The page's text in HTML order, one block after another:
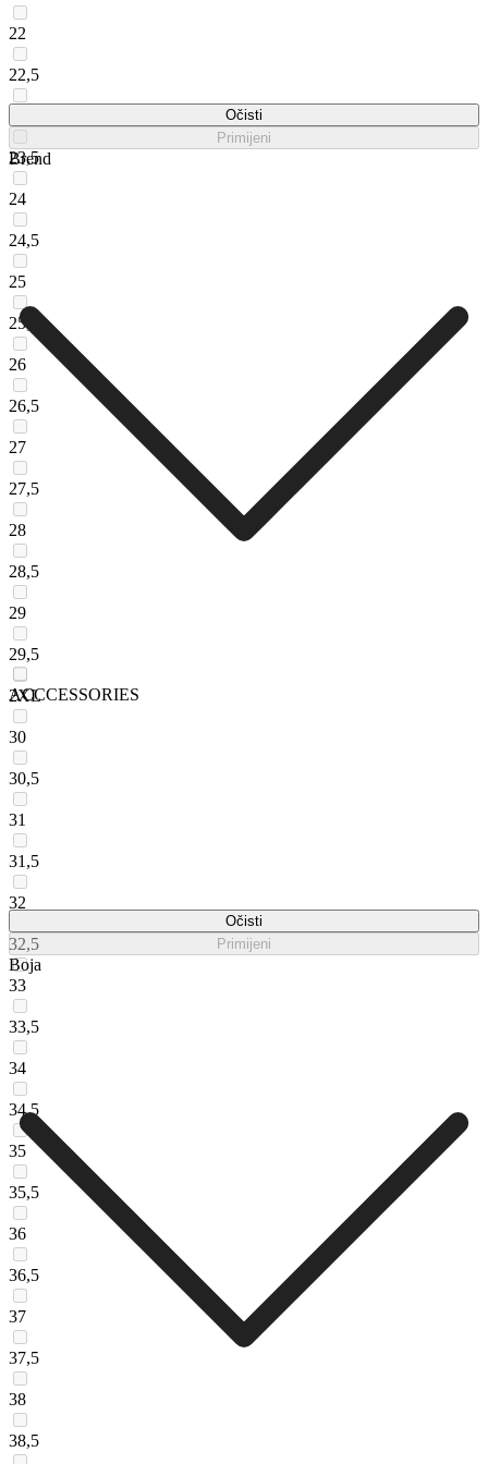
22
22,5
23,5
24
24,5
25
25,5
26
26,5
27
27,5
28
28,5
29
29,5
2XL
30
30,5
31
31,5
32
32,5
33
33,5
34
34,5
35
35,5
36
36,5
37
37,5
38
38,5
Očisti
Primijeni
Brend
ACCCESSORIES
Očisti
Primijeni
Boja